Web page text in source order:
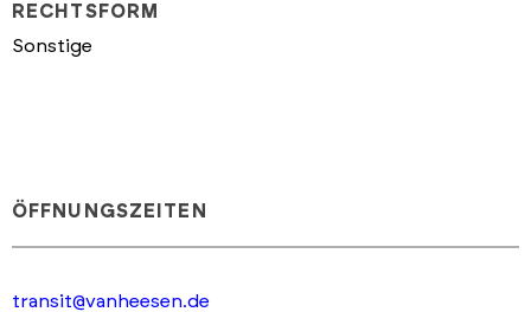
RECHTSFORM
Sonstige
ÖFFNUNGSZEITEN
transit@vanheesen.de